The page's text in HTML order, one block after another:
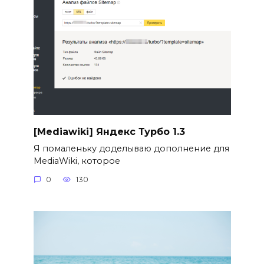
[Mediawiki] Яндекс Турбо 1.3
Я помаленьку доделываю дополнение для
MediaWiki, которое
0 130